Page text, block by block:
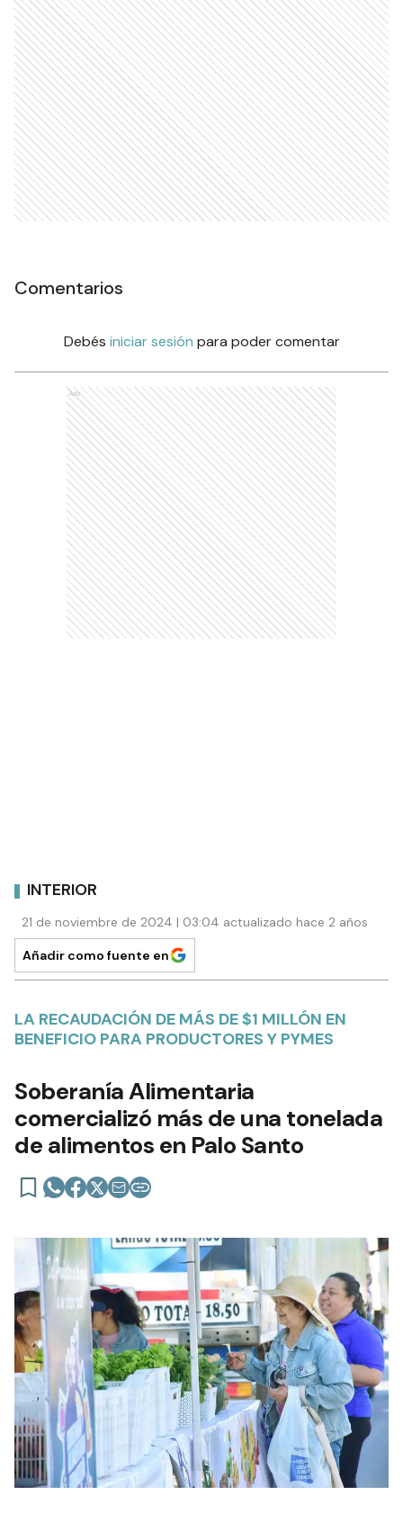
Comentarios
Debés iniciar sesión para poder comentar
Ads
INTERIOR
21 de noviembre de 2024 | 03:04 actualizado hace 2 años
Añadir como fuente en
LA RECAUDACIÓN DE MÁS DE $1 MILLÓN EN
BENEFICIO PARA PRODUCTORES Y PYMES
Soberanía Alimentaria
comercializó más de una tonelada
de alimentos en Palo Santo